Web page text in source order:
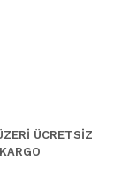
ÜCRETSİZ
KARGO